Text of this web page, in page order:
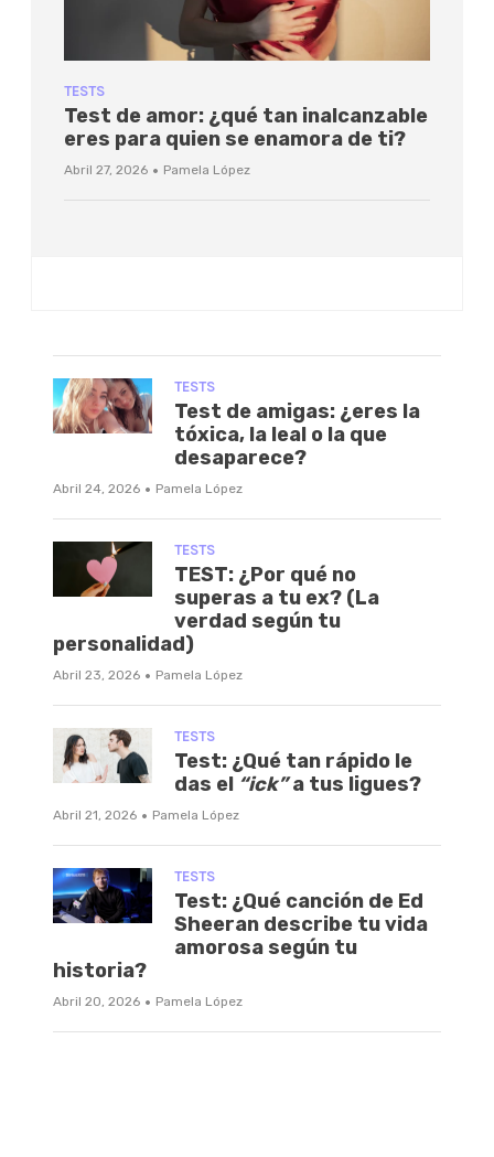
TESTS
Test de amor: ¿qué tan inalcanzable
eres para quien se enamora de ti?
Abril 27, 2026 · Pamela López
TESTS
Test de amigas: ¿eres la
tóxica, la leal o la que
desaparece?
Abril 24, 2026 · Pamela López
TESTS
TEST: ¿Por qué no
superas a tu ex? (La
verdad según tu
personalidad)
Abril 23, 2026 · Pamela López
TESTS
Test: ¿Qué tan rápido le
das el “ick”a tus ligues?
Abril 21, 2026 · Pamela López
TESTS
Test: ¿Qué canción de Ed
Sheeran describe tu vida
amorosa según tu
historia?
Abril 20, 2026 · Pamela López